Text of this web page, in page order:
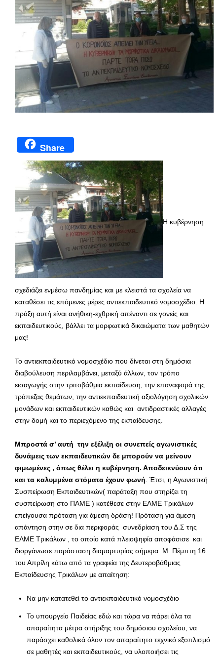
Share
Η κυβέρνηση
σχεδιάζει ενμέσω πανδημίας και με κλειστά τα σχολεία να
καταθέσει τις επόμενες μέρες αντιεκπαιδευτικό νομοσχέδιο. Η
πράξη αυτή είναι ανήθικη-εχθρική απέναντι σε γονείς και
εκπαιδευτικούς, βάλλει τα μορφωτικά δικαιώματα των μαθητών
μας!
Το αντιεκπαιδευτικό νομοσχέδιο που δίνεται στη δημόσια
διαβούλευση περιλαμβάνει, μεταξύ άλλων, τον τρόπο
εισαγωγής στην τριτοβάθμια εκπαίδευση, την επαναφορά της
τράπεζας θεμάτων, την αντιεκπαιδευτική αξιολόγηση σχολικών
μονάδων και εκπαιδευτικών καθώς και αντιδραστικές αλλαγές
στην δομή και το περιεχόμενο της εκπαίδευσης.
Μπροστά σ’ αυτή την εξέλιξη οι συνεπείς αγωνιστικές
δυνάμεις των εκπαιδευτικών δε μπορούν να μείνουν
φιμωμένες , όπως θέλει η κυβέρνηση. Αποδεικνύουν ότι
και τα καλυμμένα στόματα έχουν φωνή . Έτσι, η Αγωνιστική
Συσπείρωση Εκπαιδευτικών( παράταξη που στηρίζει τη
συσπείρωση στο ΠΑΜΕ ) κατέθεσε στην ΕΛΜΕ Τρικάλων
επείγουσα πρόταση για άμεση δράση! Πρόταση για άμεση
απάντηση στην σε δια περιφοράς συνεδρίαση του Δ.Σ της
ΕΛΜΕ Τρικάλων , το οποίο κατά πλειοψηφία αποφάσισε και
διοργάνωσε παράσταση διαμαρτυρίας σήμερα Μ. Πέμπτη 16
του Απρίλη κάτω από τα γραφεία της Δευτεροβάθμιας
Εκπαίδευσης Τρικάλων με απαίτηση:
Να μην κατατεθεί το αντιεκπαιδευτικό νομοσχέδιο
Το υπουργείο Παιδείας εδώ και τώρα να πάρει όλα τα
απαραίτητα μέτρα στήριξης του δημόσιου σχολείου, να
παράσχει καθολικά όλον τον απαραίτητο τεχνικό εξοπλισμό
σε μαθητές και εκπαιδευτικούς, να υλοποιήσει τις